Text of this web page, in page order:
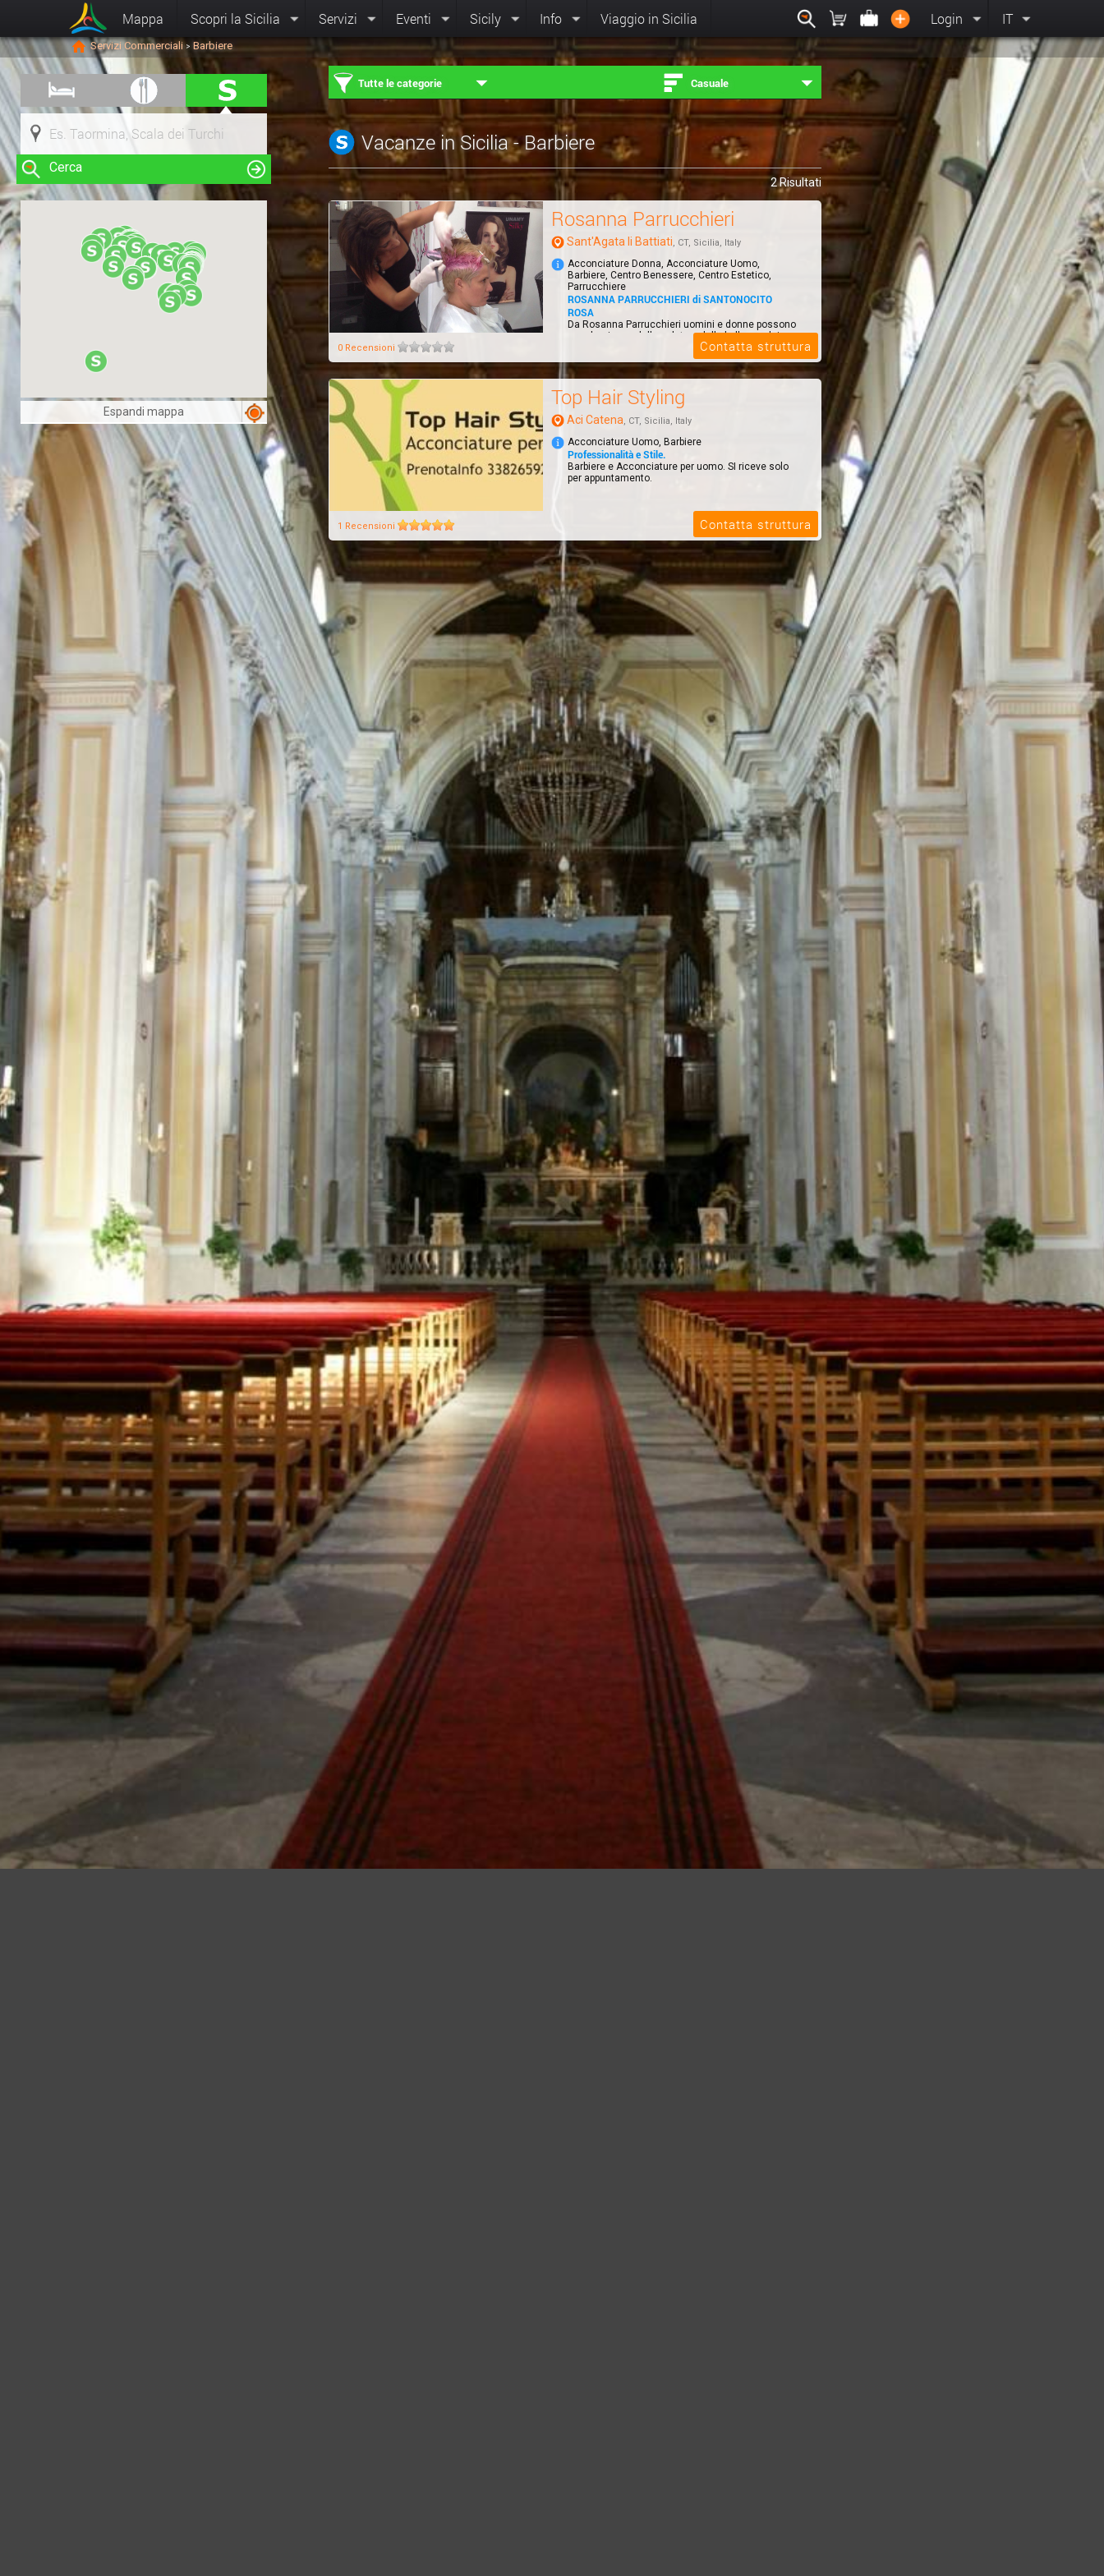
Mappa Scopri la Sicilia Servizi Eventi Sicily Info Viaggio in Sicilia Login IT
Servizi Commerciali > Barbiere
Cerca
Clicca su una risorsa nella mappa
per visualizzare le informazioni
Espandi mappa
Tutte le categorie Casuale
Vacanze in Sicilia - Barbiere
2 Risultati
Rosanna Parrucchieri
Sant'Agata li Battiati, CT, Sicilia, Italy
Acconciature Donna, Acconciature Uomo,
Barbiere, Centro Benessere, Centro Estetico,
Parrucchiere
ROSANNA PARRUCCHIERI di SANTONOCITO
ROSA
Da Rosanna Parrucchieri uomini e donne possono
prendersi cura della salute e della bellezza dei
0 Recensioni Contatta struttura
Top Hair Styling
Aci Catena, CT, Sicilia, Italy
Acconciature Uomo, Barbiere
Professionalità e Stile.
Barbiere e Acconciature per uomo. SI riceve solo
per appuntamento.
1 Recensioni Contatta struttura